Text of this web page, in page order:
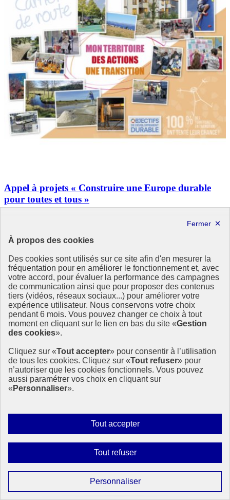
À propos des cookies
Des cookies sont utilisés sur ce site afin d'en mesurer la
fréquentation pour en améliorer le fonctionnement et, avec
votre accord, pour évaluer la performance des campagnes
de communication ainsi que pour proposer des contenus
tiers (vidéos, réseaux sociaux...) pour améliorer votre
expérience utilisateur. Nous conservons votre choix
pendant 6 mois. Vous pouvez changer ce choix à tout
moment en cliquant sur le lien en bas du site «Gestion
des cookies».
Cliquez sur «Tout accepter» pour consentir à l’utilisation
de tous les cookies. Cliquez sur «Tout refuser» pour
n’autoriser que les cookies fonctionnels. Vous pouvez
aussi paramétrer vos choix en cliquant sur
« Personnaliser».
Tout accepterAutoriser
tous
Tout refuserInterdire
tous
PersonnaliserParamétrer
les
Appel à projets « Construire une Europe durable
pour toutes et tous »
Vous portez un projet ou une initiative favorable à la mise en œuvre
des Objectifs de développement durable (ODD) au niveau local ?
Candidater maintenant pour obtenir un financement ! Un appel à
projet en faveur des ODD
L’association 4D et WECF (…)
Lutter contre les inégalités et la pauvreté et assurer la solidarité et la
cohésion sociale
3 janvier 2019 - En France